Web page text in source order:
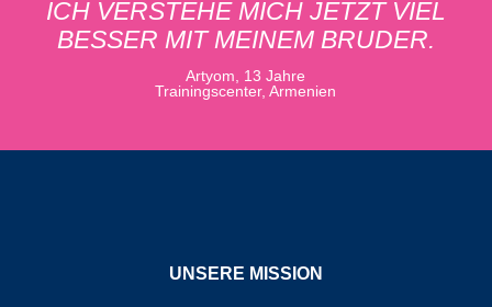
ICH VERSTEHE MICH JETZT VIEL
BESSER MIT MEINEM BRUDER.
Artyom, 13 Jahre
Trainingscenter, Armenien
UNSERE MISSION